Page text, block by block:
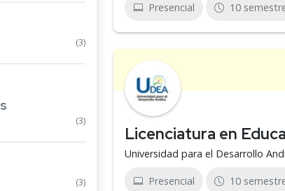
(3)
(3)
(3)
Presencial 10
Licenciatura en
Universidad para el Desarrollo
Presencial 10